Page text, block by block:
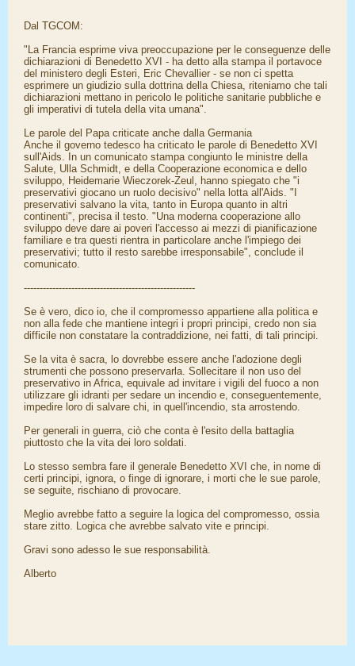
Dal TGCOM:
"La Francia esprime viva preoccupazione per le conseguenze delle
dichiarazioni di Benedetto XVI - ha detto alla stampa il portavoce
del ministero degli Esteri, Eric Chevallier - se non ci spetta
esprimere un giudizio sulla dottrina della Chiesa, riteniamo che tali
dichiarazioni mettano in pericolo le politiche sanitarie pubbliche e
gli imperativi di tutela della vita umana".
Le parole del Papa criticate anche dalla Germania
Anche il governo tedesco ha criticato le parole di Benedetto XVI
sull'Aids. In un comunicato stampa congiunto le ministre della
Salute, Ulla Schmidt, e della Cooperazione economica e dello
sviluppo, Heidemarie Wieczorek-Zeul, hanno spiegato che "i
preservativi giocano un ruolo decisivo" nella lotta all'Aids. "I
preservativi salvano la vita, tanto in Europa quanto in altri
continenti", precisa il testo. "Una moderna cooperazione allo
sviluppo deve dare ai poveri l'accesso ai mezzi di pianificazione
familiare e tra questi rientra in particolare anche l'impiego dei
preservativi; tutto il resto sarebbe irresponsabile", conclude il
comunicato.
------------------------------------------------------
Se è vero, dico io, che il compromesso appartiene alla politica e
non alla fede che mantiene integri i propri principi, credo non sia
difficile non constatare la contraddizione, nei fatti, di tali principi.
Se la vita è sacra, lo dovrebbe essere anche l'adozione degli
strumenti che possono preservarla. Sollecitare il non uso del
preservativo in Africa, equivale ad invitare i vigili del fuoco a non
utilizzare gli idranti per sedare un incendio e, conseguentemente,
impedire loro di salvare chi, in quell'incendio, sta arrostendo.
Per generali in guerra, ciò che conta è l'esito della battaglia
piuttosto che la vita dei loro soldati.
Lo stesso sembra fare il generale Benedetto XVI che, in nome di
certi principi, ignora, o finge di ignorare, i morti che le sue parole,
se seguite, rischiano di provocare.
Meglio avrebbe fatto a seguire la logica del compromesso, ossia
stare zitto. Logica che avrebbe salvato vite e principi.
Gravi sono adesso le sue responsabilità.
Alberto